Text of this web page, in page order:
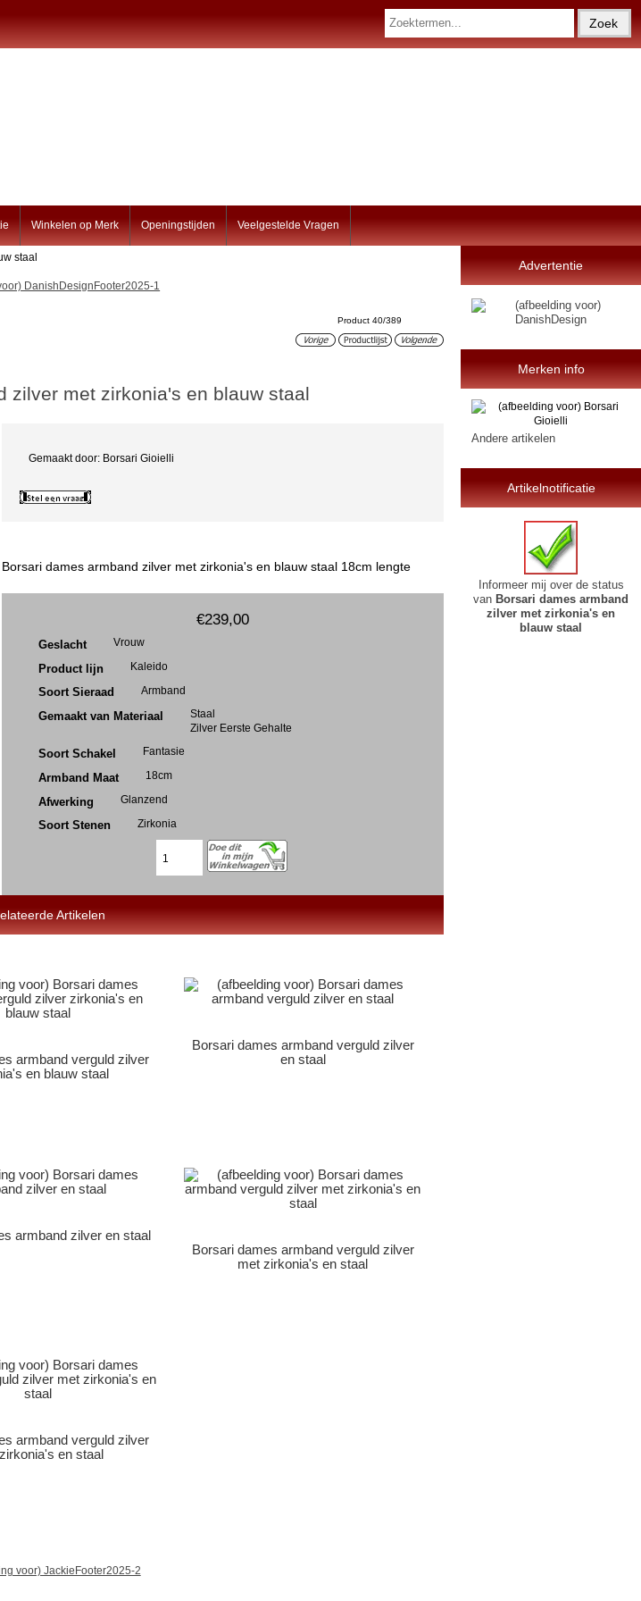
Winkelen op Merk Openingstijden Veelgestelde Vragen
staal
Product 40/389
zilver met zirkonia's en blauw staal
Gemaakt door: Borsari Gioielli
Borsari dames armband zilver met zirkonia's en blauw staal 18cm lengte
€239,00
Geslacht Vrouw
Product lijn Kaleido
Soort Sieraad Armband
Gemaakt van Materiaal
Staal
Zilver Eerste Gehalte
Soort Schakel Fantasie
Armband Maat 18cm
Afwerking Glanzend
Soort Stenen Zirkonia
Artikelen
armband verguld zilver
en blauw staal
Borsari dames armband verguld zilver
en staal
armband zilver en staal
Borsari dames armband verguld zilver
met zirkonia's en staal
armband verguld zilver
en staal
Advertentie
Merken info
Andere artikelen
Artikelnotificatie
Informeer mij over de status
van Borsari dames armband
zilver met zirkonia's en
blauw staal